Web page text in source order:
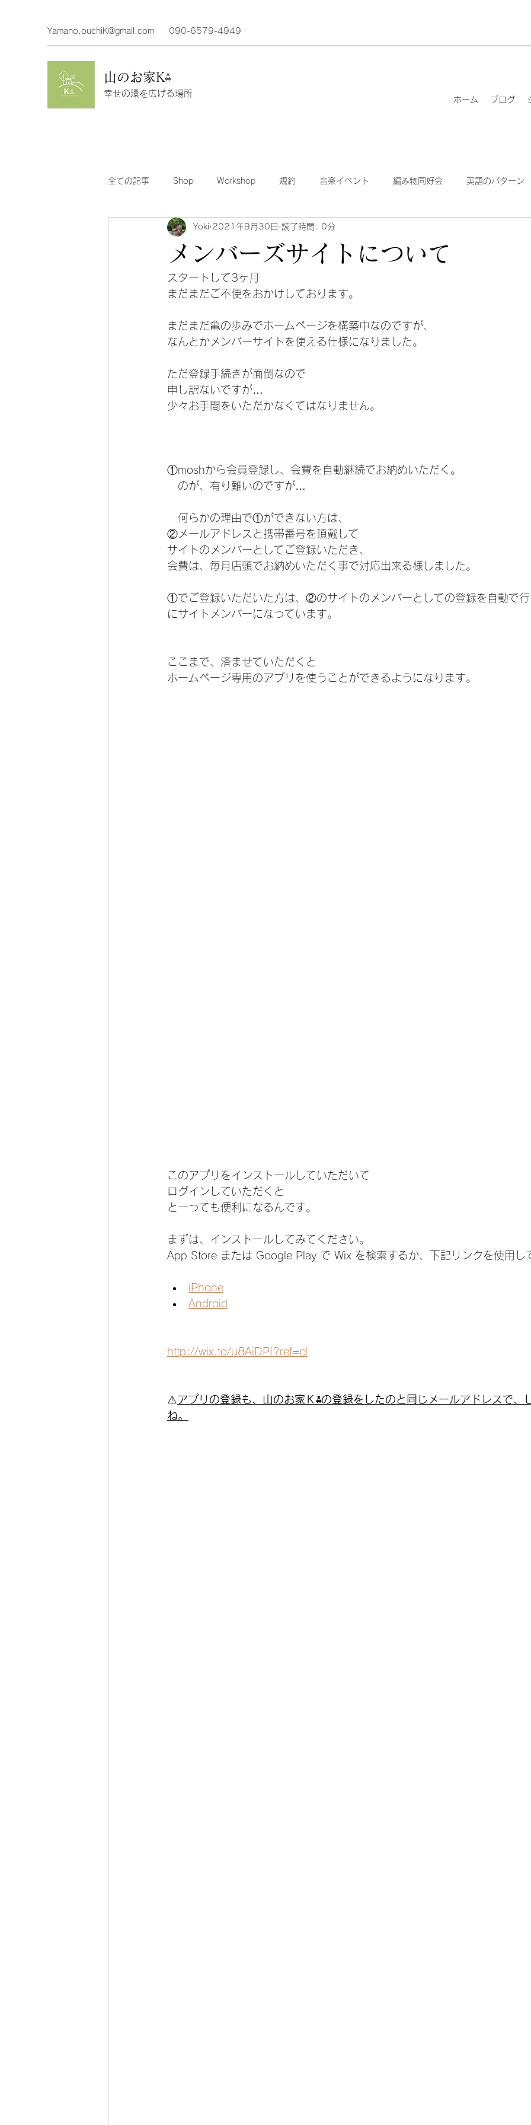
Yamano.ouchiK@gmail.com 090-6579-4949
山のお家K⁂
幸せの環を広げる場所
ホーム ブログ
全ての記事 Shop Workshop 規約 音楽イベント 編み物同好会 英語のパターン
メンバーサイト クロススティッチ for teachers
山のお家Ｋ⁂について オリジナルキット
スケジュール カルトナージュ 継続レッスン 編み物ボランティア
ハートマネー スタンプカード アニバーサリーウィーク
メンバーズサイトについて
Yoki 2021年9月30日 読了時間: 0分
スタートして3ヶ月
まだまだご不便をおかけしております。
まだまだ亀の歩みでホームページを構築中なのですが、
なんとかメンバーサイトを使える仕様になりました。
ただ登録手続きが面倒なので
申し訳ないですが…
少々お手間をいただかなくてはなりません。
①moshから会員登録し、会費を自動継続でお納めいただく。
のが、有り難いのですが…
   何らかの理由で①ができない方は、
②メールアドレスと携帯番号を頂戴して
サイトのメンバーとしてご登録いただき、
会費は、毎月店頭でお納めいただく事で対応出来る様しました。
①でご登録いただいた方は、②のサイトのメンバーとしての登録を自動で
にサイトメンバーになっています。
ここまで、済ませていただくと
ホームページ専用のアプリを使うことができるようになります。
このアプリをインストールしていただいて
ログインしていただくと
とーっても便利になるんです。
まずは、インストールしてみてください。
App Store または Google Play で Wix を検索するか、下記リンクを使用し
iPhone
Android
http://wix.to/u8AiDPI?ref=cl
⚠️ アプリの登録も、山のお家Ｋ⁂の登録をしたのと同じメールアドレスで、
ね。